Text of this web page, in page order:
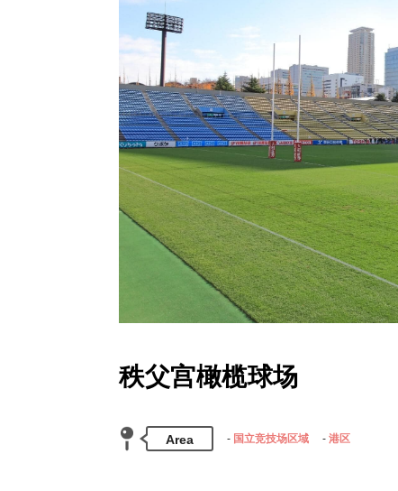
秩父宫橄榄球场
Area 国立竞技场区域 港区